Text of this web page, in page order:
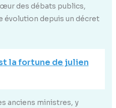
des débats publics,
évolution depuis un décret
la fortune de julien
anciens ministres, y